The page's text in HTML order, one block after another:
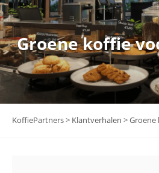
Groene koffie
KoffiePartners> Klantverhalen >